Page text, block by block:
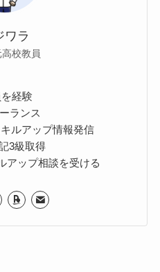
ワラ
校教員
経験
ランス
ルアップ情報発信
3級取得
アップ相談を受ける